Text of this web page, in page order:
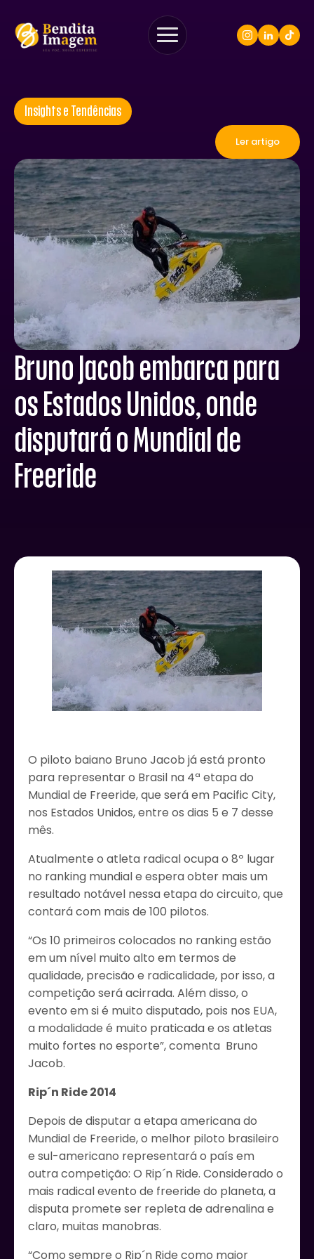
Insights e Tendências
Ler artigo
Bruno Jacob embarca para
os Estados Unidos, onde
disputará o Mundial de
Freeride
O piloto baiano Bruno Jacob já está pronto
para representar o Brasil na 4ª etapa do
Mundial de Freeride, que será em Pacific City,
nos Estados Unidos, entre os dias 5 e 7 desse
mês.
Atualmente o atleta radical ocupa o 8º lugar
no ranking mundial e espera obter mais um
resultado notável nessa etapa do circuito, que
contará com mais de 100 pilotos.
“Os 10 primeiros colocados no ranking estão
em um nível muito alto em termos de
qualidade, precisão e radicalidade, por isso, a
competição será acirrada. Além disso, o
evento em si é muito disputado, pois nos EUA,
a modalidade é muito praticada e os atletas
muito fortes no esporte”, comenta Bruno
Jacob.
Rip´n Ride 2014
Depois de disputar a etapa americana do
Mundial de Freeride, o melhor piloto brasileiro
e sul-americano representará o país em
outra competição: O Rip´n Ride. Considerado o
mais radical evento de freeride do planeta, a
disputa promete ser repleta de adrenalina e
claro, muitas manobras.
“Como sempre o Rip´n Ride como maior